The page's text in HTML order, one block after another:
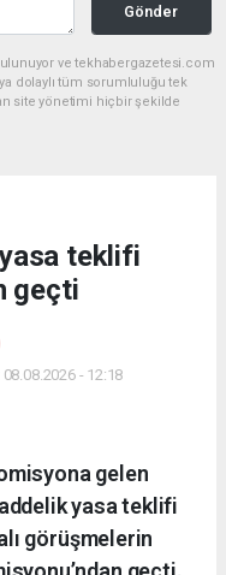
Gönder
ve tekhabergazetesi.com
dolaylı tüm sorumluluğu tek
site yönetimi hiçbir şekilde
teklifi
geçti
- 12:18
gelen
yasa teklifi
görüşmelerin